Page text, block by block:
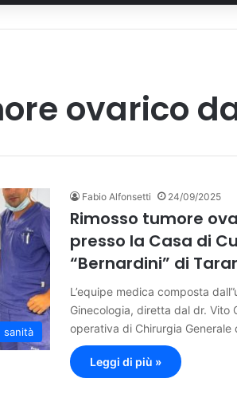
ovarico
sanità
Fabio Alfonsetti 24/09/2025
Rimosso tumore
presso la Casa di
“Bernardini” di
L’equipe medica composta
Ginecologia, diretta dal dr. Vito
operativa di Chirurgia
Leggi di più »